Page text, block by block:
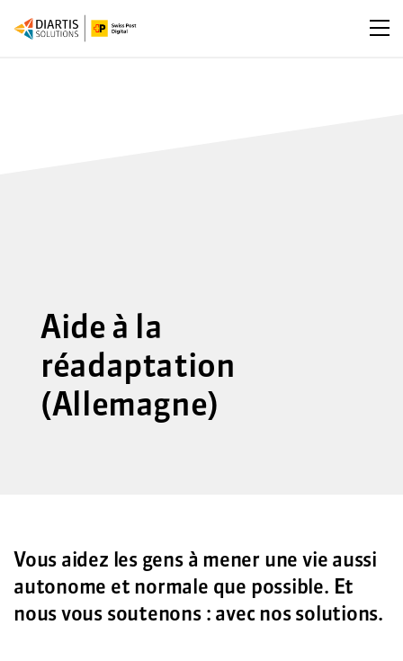
Aide à la
réadaptation
(Allemagne)
Vous aidez les gens à mener une vie aussi
autonome et normale que possible. Et
nous vous soutenons : avec nos solutions.